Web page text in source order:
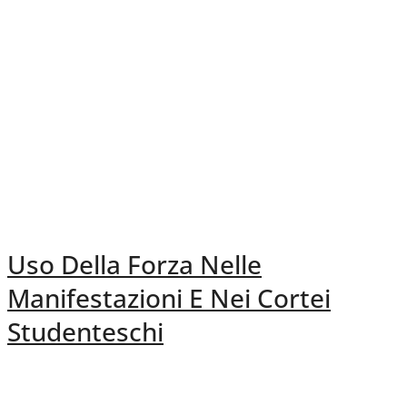
Uso Della Forza Nelle
Manifestazioni E Nei Cortei
Studenteschi